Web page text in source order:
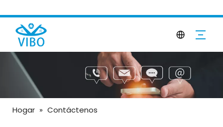
Hogar » Contáctenos